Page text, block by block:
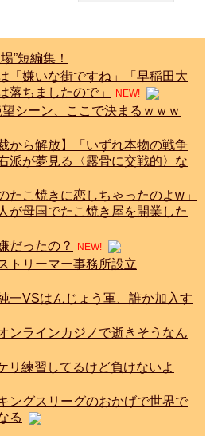
”短編集！
「嫌いな街ですね」「早稲田大
落ちましたので」
NEW!
望シーン、ここで決まるｗｗｗ
から解放】「いずれ本物の戦争
派が夢見る〈露骨に交戦的〉な
たこ焼きに恋しちゃったのよw」
が母国でたこ焼き屋を開業した
だったの？ NEW!
トリーマー事務所設立
一VSはんじょう軍、誰か加入す
ンラインカジノで逝きそうなん
リ練習してるけど負けないよ
ングスリーグのおかげで世界で
る